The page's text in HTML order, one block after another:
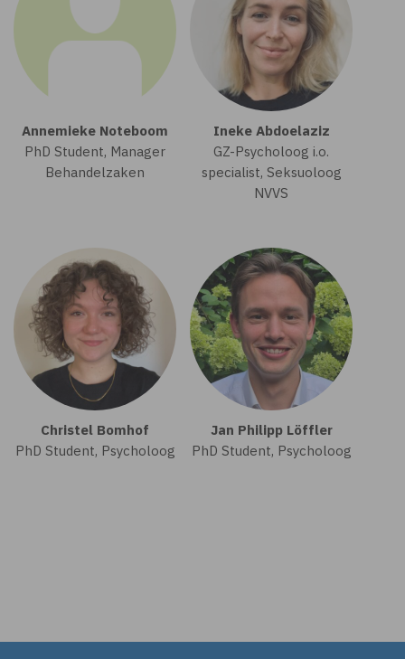
Annemieke Noteboom
PhD Student, Manager
Behandelzaken
Ineke Abdoelaziz
GZ-Psycholoog i.o.
specialist, Seksuoloog
NVVS
Christel Bomhof
PhD Student, Psycholoog
Jan Philipp Löffler
PhD Student, Psycholoog